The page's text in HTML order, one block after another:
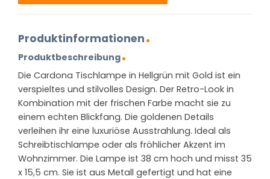
Produktinformationen
Produktbeschreibung
Die Cardona Tischlampe in Hellgrün mit Gold ist ein
verspieltes und stilvolles Design. Der Retro-Look in
Kombination mit der frischen Farbe macht sie zu
einem echten Blickfang. Die goldenen Details
verleihen ihr eine luxuriöse Ausstrahlung. Ideal als
Schreibtischlampe oder als fröhlicher Akzent im
Wohnzimmer. Die Lampe ist 38 cm hoch und misst 35
x 15,5 cm. Sie ist aus Metall gefertigt und hat eine